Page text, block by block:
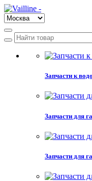
Запчасти к
Запчасти для
Запчасти для